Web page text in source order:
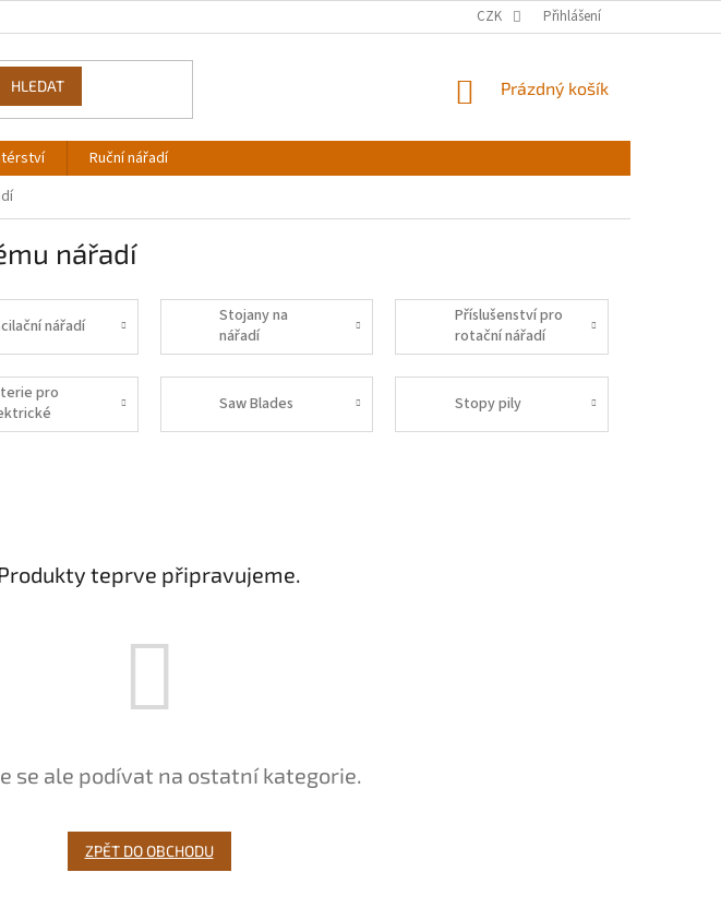
CZK Přihlášení
HLEDAT
NÁKUPNÍ
Prázdný košík
Ruční nářadí
nářadí
nářadí
Stojany na
nářadí
Příslušenství pro
rotační nářadí
pro
Saw Blades Stopy pily
teprve připravujeme.
se ale podívat na ostatní kategorie.
ZPĚT DO OBCHODU